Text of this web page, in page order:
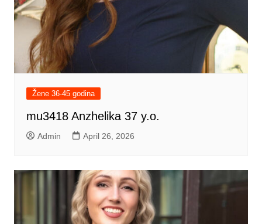
Žene 36-45 godina
mu3418 Anzhelika 37 y.o.
Admin April 26, 2026